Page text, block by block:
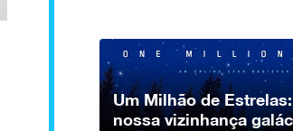
Um Milhão de
nossa vizinhança